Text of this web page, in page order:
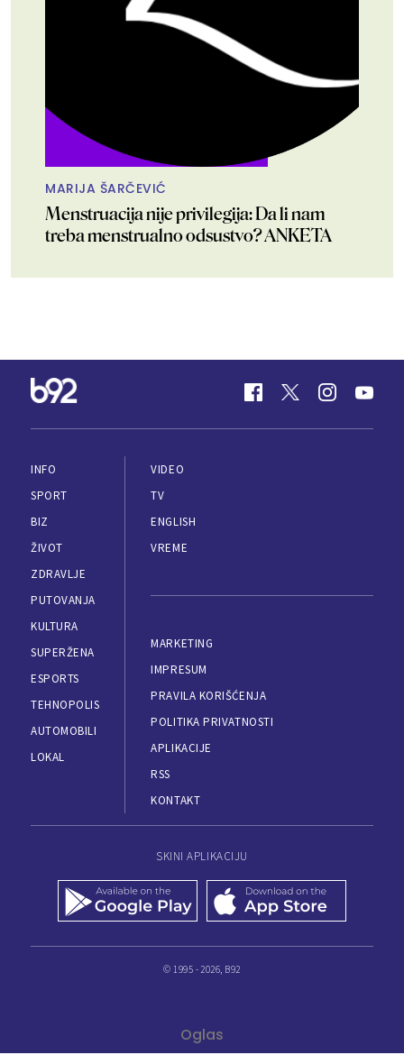
MARIJA ŠARČEVIĆ
Menstruacija nije privilegija: Da li nam
treba menstrualno odsustvo? ANKETA
INFO
SPORT
BIZ
ŽIVOT
ZDRAVLJE
PUTOVANJA
KULTURA
SUPERŽENA
ESPORTS
TEHNOPOLIS
AUTOMOBILI
LOKAL
VIDEO
TV
ENGLISH
VREME
MARKETING
IMPRESUM
PRAVILA KORIŠĆENJA
POLITIKA PRIVATNOSTI
APLIKACIJE
RSS
KONTAKT
SKINI APLIKACIJU
© 1995 - 2026, B92